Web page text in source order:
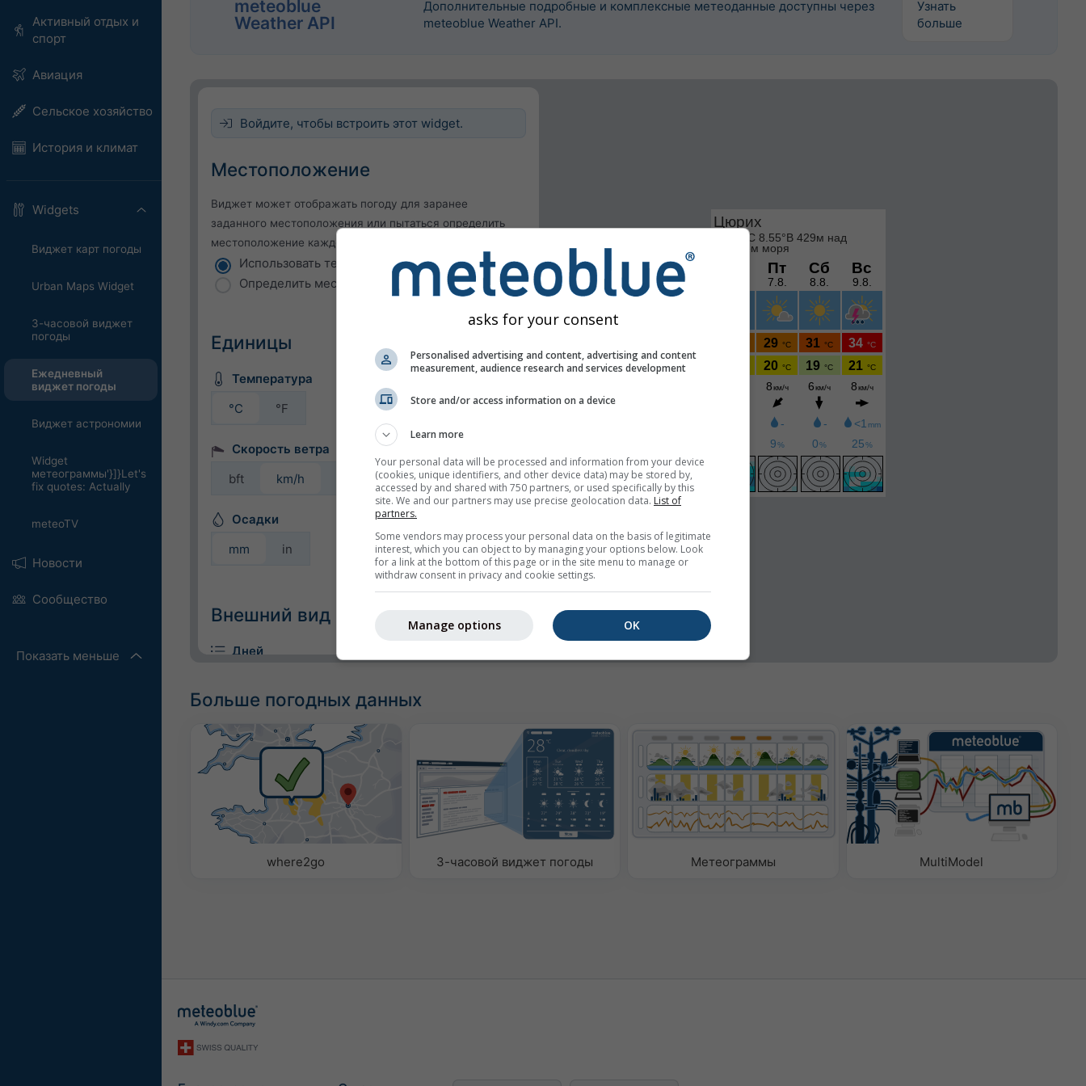
Активный отдых и
спорт
Авиация
Сельское хозяйство
История и климат
Widgets
Виджет карт погоды
Urban Maps Widget
3-часовой виджет
погоды
Ежедневный
виджет погоды
Виджет астрономии
Widget
метеограммы'}]}Let's
fix quotes: Actually
meteoTV
Новости
Сообщество
Показать меньше
meteoblue
Weather API
Дополнительные подробные и комплексные метеоданные доступны через
meteoblue Weather API.
Узнать
больше
Войдите, чтобы встроить этот widget.
Местоположение
Виджет может отображать погоду для заранее
заданного местоположения или пытаться определить
местоположение каждого посетителя вашего сайта.
Использовать текущее местоположение
Определить местоположение пользователя
Единицы
Температура
°C
°F
Скорость ветра
bft
km/h mph kn
Осадки
mm
in
Внешний вид
Дней
Цветной
Монохромный
Параметры
Используйте следующие опции, чтобы добавить в
виджет погодные параметры или удалить их.
Направление ветра
Больше погодных данных
where2go 3-часовой виджет погоды Метеограммы MultiModel
asks for your consent
Personalised advertising and content, advertising and content
measurement, audience research and services development
Store and/or access information on a device
Learn more
Your personal data will be processed and information from your device
(cookies, unique identifiers, and other device data) may be stored by,
accessed by and shared with 750 partners, or used specifically by this
site. We and our partners may use precise geolocation data. List of
partners.
Some vendors may process your personal data on the basis of legitimate
interest, which you can object to by managing your options below. Look
for a link at the bottom of this page or in the site menu to manage or
withdraw consent in privacy and cookie settings.
OK
Manage options